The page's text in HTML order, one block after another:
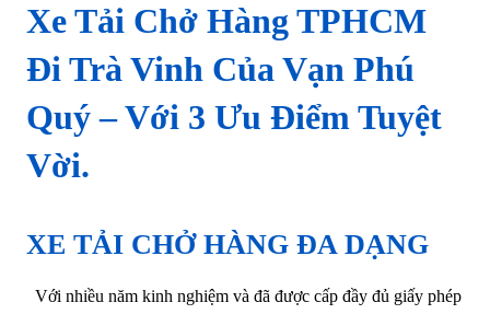
Xe Tải Chở Hàng TPHCM
Đi Trà Vinh Của Vạn Phú
Quý – Với 3 Ưu Điểm Tuyệt
Vời.
XE TẢI CHỞ HÀNG ĐA DẠNG
Với nhiều năm kinh nghiệm và đã được cấp đầy đủ giấy phép